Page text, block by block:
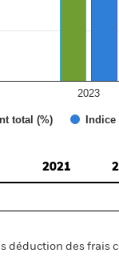
total (%)
2023
2021
déduction des frais